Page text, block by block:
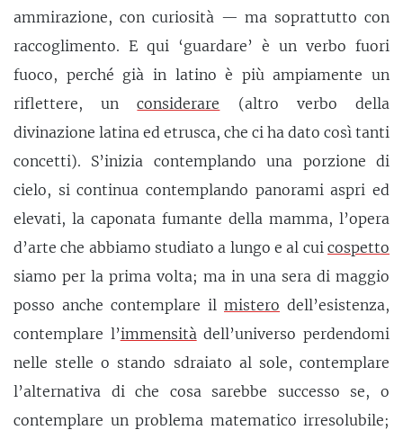
ammirazione, con curiosità — ma soprattutto con
raccoglimento. E qui ‘guardare’ è un verbo fuori
fuoco, perché già in latino è più ampiamente un
riflettere, unconsiderare (altro verbo della
divinazione latina ed etrusca, che ci ha dato così tanti
concetti). S’inizia contemplando una porzione di
cielo, si continua contemplando panorami aspri ed
elevati, la caponata fumante della mamma, l’opera
d’arte che abbiamo studiato a lungo e al cui cospetto
siamo per la prima volta; ma in una sera di maggio
posso anche contemplare il mistero dell’esistenza,
contemplare l’immensità dell’universo perdendomi
nelle stelle o stando sdraiato al sole, contemplare
l’alternativa di che cosa sarebbe successo se, o
contemplare un problema matematico irresolubile;